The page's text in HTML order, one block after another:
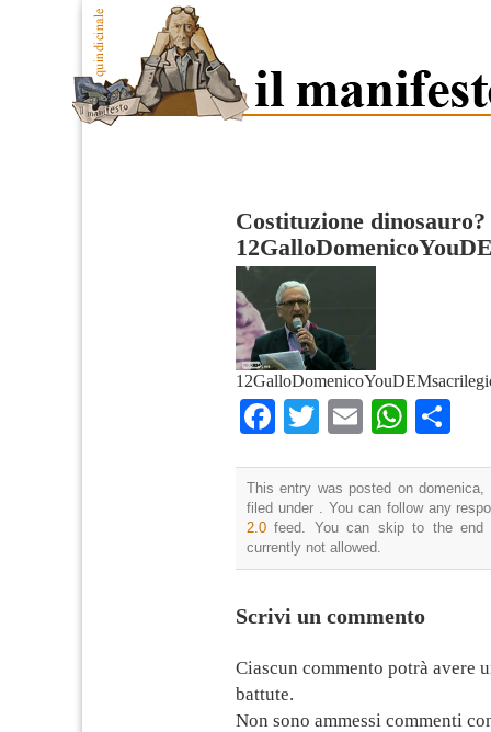
Costituzione
Facebook
TwitterEmail
This entry was posted on
filed under . You can follow any
2.0 feed. You can skip to the end
currently not allowed.
Scrivi un commento
Ciascun commento potrà avere
battute.
Non sono ammessi commenti